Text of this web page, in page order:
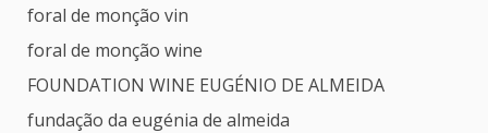
foral de monção vin
foral de monção wine
FOUNDATION WINE EUGÉNIO DE ALMEIDA
fundação da eugénia de almeida